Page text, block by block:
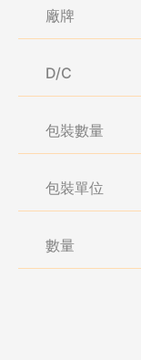
廠牌
D/C
包裝數量
包裝單位
數量